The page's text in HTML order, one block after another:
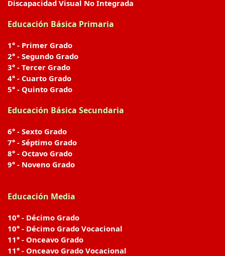
Discapacidad Visual No Integrada
Educación Básica Primaria
1° - Primer Grado
2° - Segundo Grado
3° - Tercer Grado
4° - Cuarto Grado
5° - Quinto Grado
Educación Básica Secundaria
6° - Sexto Grado
7° - Séptimo Grado
8° - Octavo Grado
9° - Noveno Grado
Educación Media
10° - Décimo Grado
10° - Décimo Grado Vocacional
11° - Onceavo Grado
11° - Onceavo Grado Vocacional